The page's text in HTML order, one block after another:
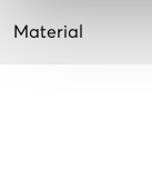
Material